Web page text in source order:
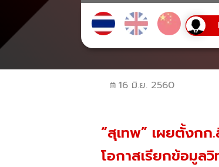
16 มิ.ย. 2560
“สุเทพ” เผยตั้งกก
โอกาสเรียกข้อมูล